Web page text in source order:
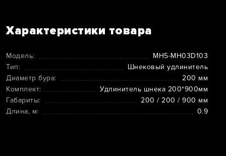
Характеристики товара
Модель:
MH5-MH03D103
Тип:
Шнековый удлинитель
Диаметр бура:
200 мм
Комплект:
Удлинитель шнека 200*900мм
Габариты:
200 / 200 / 900 мм
Длина, м:
0.9